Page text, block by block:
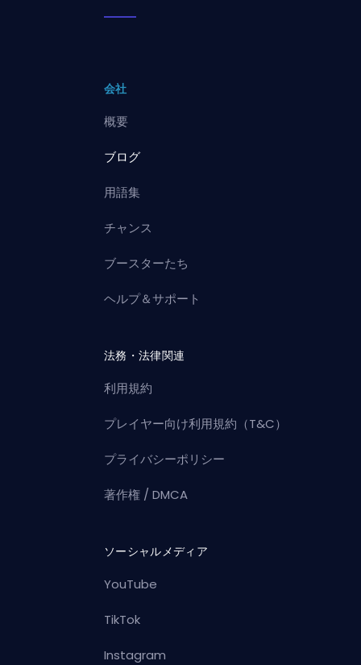
会社
概要
ブログ
用語集
チャンス
ブースターたち
ヘルプ＆サポート
法務・法律関連
利用規約
プレイヤー向け利用規約（T&C）
プライバシーポリシー
著作権 / DMCA
ソーシャルメディア
YouTube
TikTok
Instagram